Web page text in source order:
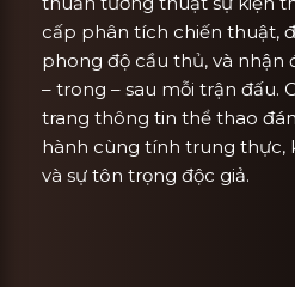
cấp phân tích chiến thuật,
phong độ cầu thủ, và nhận
– trong – sau mỗi trận đấu.
trang thông tin thể thao
hành cùng tính trung thực,
và sự tôn trọng độc giả.